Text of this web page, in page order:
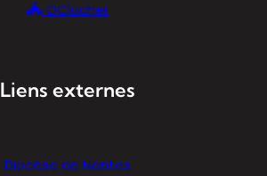
OClocher
Liens externes
Diocèse de Nantes